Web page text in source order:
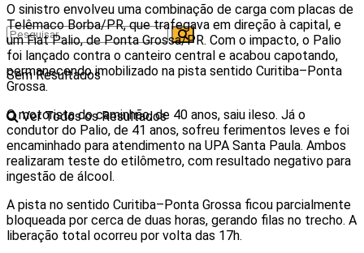
Sem Resultados
Ver Todos os Resultados
O sinistro envolveu uma combinação de carga com placas de
Telêmaco Borba/PR, que trafegava em direção à capital, e
um Fiat Palio, de Ponta Grossa/PR. Com o impacto, o Palio
foi lançado contra o canteiro central e acabou capotando,
permanecendo imobilizado na pista sentido Curitiba–Ponta
Grossa.
O motorista do caminhão, de 40 anos, saiu ileso. Já o
condutor do Palio, de 41 anos, sofreu ferimentos leves e foi
encaminhado para atendimento na UPA Santa Paula. Ambos
realizaram teste do etilômetro, com resultado negativo para
ingestão de álcool.
A pista no sentido Curitiba–Ponta Grossa ficou parcialmente
bloqueada por cerca de duas horas, gerando filas no trecho. A
liberação total ocorreu por volta das 17h.